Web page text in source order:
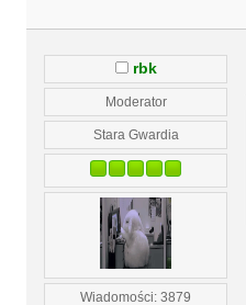
rbk
Moderator
Stara Gwardia
Wiadomości: 3879